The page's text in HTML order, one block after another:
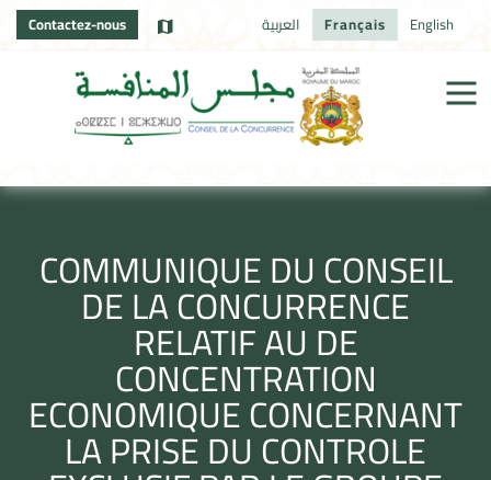
Contactez-nous العربية Français English
COMMUNIQUE DU CONSEIL
DE LA CONCURRENCE
RELATIF AU DE
CONCENTRATION
ECONOMIQUE CONCERNANT
LA PRISE DU CONTROLE